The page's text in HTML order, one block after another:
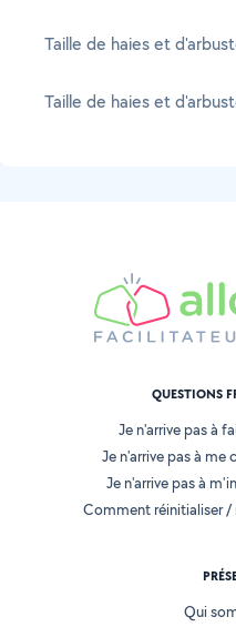
Taille de haies et
Taille de haies et
QUESTIONS
Je n'arrive pas à
Je n'arrive pas à
Je n'arrive pas à
Comment réinitialiser
Qui